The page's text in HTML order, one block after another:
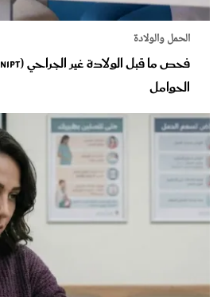
الحمل والولادة
الحوامل